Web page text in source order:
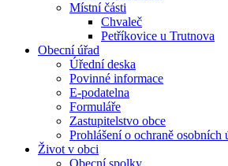
Místní části
Chvaleč
Petříkovice u Trutnova
Obecní úřad
Úřední deska
Povinné informace
E-podatelna
Formuláře
Zastupitelstvo obce
Prohlášení o ochraně osobních
Život v obci
Obecní spolky